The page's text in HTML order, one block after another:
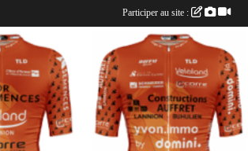
Participer au site :